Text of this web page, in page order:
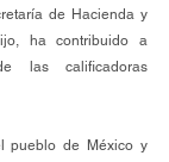
de Hacienda y
ha contribuido a
las calificadoras
pueblo de México y